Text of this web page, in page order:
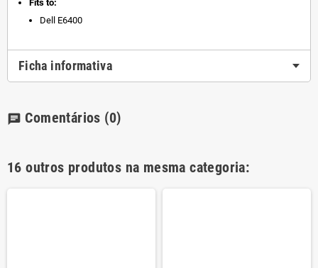
Fits to:
Dell E6400
Ficha informativa
chat Comentários (0)
16 outros produtos na mesma categoria: